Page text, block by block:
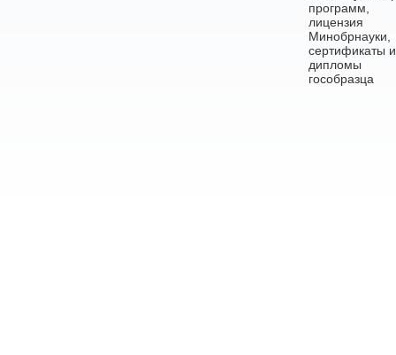
программ,
лицензия
Минобрнауки,
сертификаты и
дипломы
гособразца